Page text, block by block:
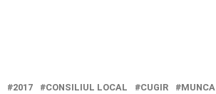
2017 CONSILIUL LOCAL CUGIR MUNCA